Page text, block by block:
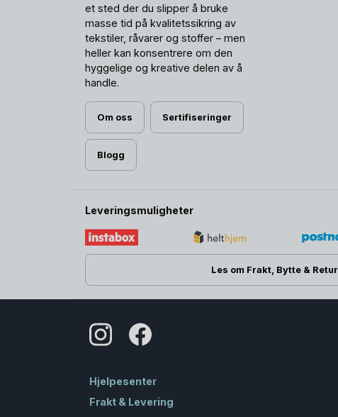
et sted der du slipper å bruke
masse tid på kvalitetssikring av
tekstiler, råvarer og stoffer – men
heller kan konsentrere om den
hyggelige og kreative delen av å
handle.
Om oss Sertifiseringer
Blogg
Leveringsmuligheter
Les om Frakt, Bytte & Retur
Hjelpesenter
Frakt & Levering